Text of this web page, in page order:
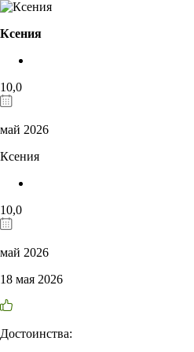
Ксения
10,0
май 2026
Ксения
10,0
май 2026
18 мая 2026
Достоинства: